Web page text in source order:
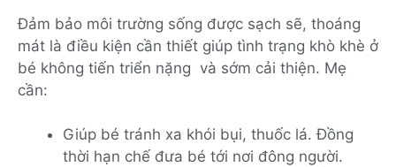
Đảm bảo môi trường sống được sạch sẽ, thoáng
mát là điều kiện cần thiết giúp tình trạng khò khè ở
bé không tiến triển nặng và sớm cải thiện. Mẹ
cần:
Giúp bé tránh xa khói bụi, thuốc lá. Đồng
thời hạn chế đưa bé tới nơi đông người.